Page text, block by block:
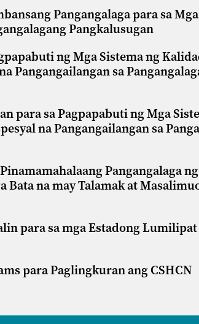
Pangangalaga para sa
Pangkalusugan
ng Mga Sistema ng
Pangangailangan sa
para sa Pagpapabuti ng Mga
na Pangangailangan sa
Pangangalaga
Bata na may Talamak at
para sa mga Estadong
para Paglingkuran ang CSHCN